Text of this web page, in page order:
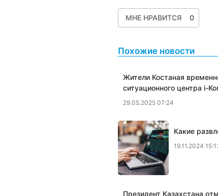
МНЕ НРАВИТСЯ 0
Похожие новости
Жители Костаная
ситуационного центра i-
29.05.2025 07:24
Какие
19.11.2024
Президент Казахстана